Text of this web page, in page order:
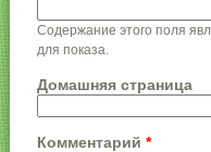
Содержание этого поля
для показа.
Домашняя страница
Комментарий *